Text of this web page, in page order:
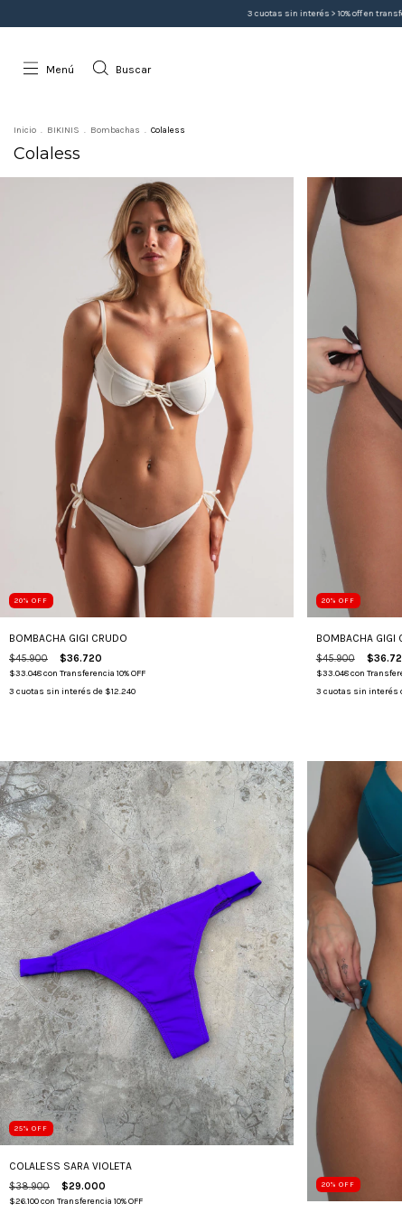
3 cuotas sin interés > 10% off en transferencia > Envíos a todo el país
Menú Buscar
Inicio . BIKINIS . Bombachas . Colaless
Colaless
20% OFF
BOMBACHA GIGI CRUDO
$45.900 $36.720
$33.048con Transferencia 10% OFF
3 cuotas sin interés de $12.240
20% OFF
BOMBACHA GIGI
$45.900
$33.048con
3 cuotas sin interés
25% OFF
COLALESS SARA VIOLETA
$38.900 $29.000
$26.100con Transferencia 10% OFF
20% OFF